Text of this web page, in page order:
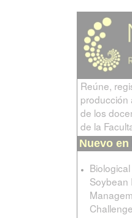
Reúne,
producción
de los
de la
Nuevo
Soybean